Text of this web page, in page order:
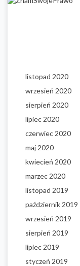
listopad 2020
wrzesień 2020
sierpień 2020
lipiec 2020
czerwiec 2020
maj 2020
kwiecień 2020
marzec 2020
listopad 2019
październik 2019
wrzesień 2019
sierpień 2019
lipiec 2019
styczeń 2019